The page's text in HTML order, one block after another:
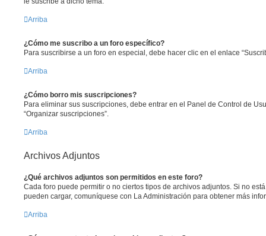
Arriba
¿Cómo me suscribo a un foro específico?
Para suscribirse a un foro en especial, debe hacer clic en el enlace
Arriba
¿Cómo borro mis suscripciones?
Para eliminar sus suscripciones, debe entrar en el Panel de Control de
“Organizar suscripciones”.
Arriba
Archivos Adjuntos
¿Qué archivos adjuntos son permitidos en este foro?
Cada foro puede permitir o no ciertos tipos de archivos adjuntos. Si no
pueden cargar, comuníquese con La Administración para obtener más
Arriba